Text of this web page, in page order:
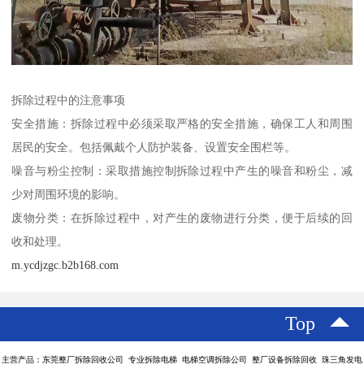
拆除过程中的注意事项
安全措施：拆除过程中必须采取严格的安全措施，确保工人和周围
居民的安全。包括佩戴个人防护装备、设置安全围栏等。
噪音与粉尘控制：采取措施控制拆除过程中产生的噪音和粉尘，减
少对周围环境的影响。
废物分类：在拆除过程中，对产生的废物进行分类，便于后续的回
收和处理。
m.ycdjzgc.b2b168.com
Top
主营产品：东莞整厂拆除回收公司 专业拆除电梯 电梯空调拆除公司 整厂设备拆除回收 珠三角发电